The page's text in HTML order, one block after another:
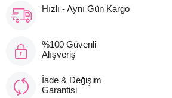
Hızlı - Aynı Gün Kargo
%100 Güvenli
Alışveriş
İade & Değişim
Garantisi